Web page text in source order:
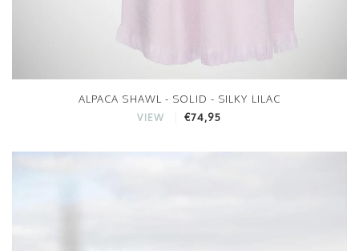
ALPACA SHAWL - SOLID - SILKY LILAC
VIEW €74,95